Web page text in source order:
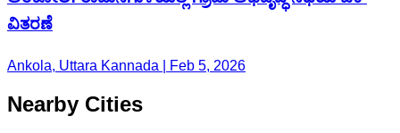
ವಿತರಣೆ
Ankola, Uttara Kannada | Feb 5, 2026
Nearby Cities